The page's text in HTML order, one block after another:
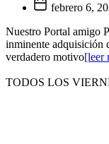
febrero 6,
Nuestro Portal amigo
inminente adquisición
verdadero motivo[leer
TODOS LOS